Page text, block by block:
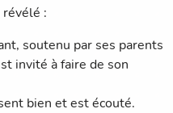
révélé :
soutenu par ses parents
invité à faire de son
bien et est écouté.